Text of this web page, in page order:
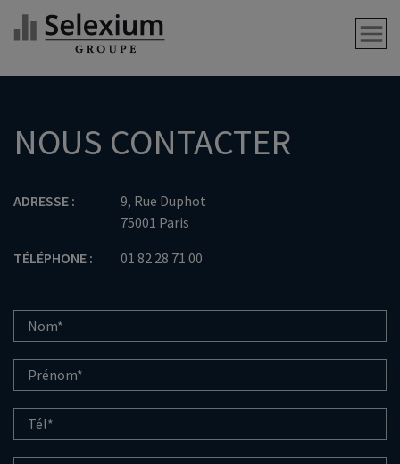
NOUS CONTACTER
ADRESSE :
9, Rue Duphot
75001 Paris
TÉLÉPHONE :
01 82 28 71 00